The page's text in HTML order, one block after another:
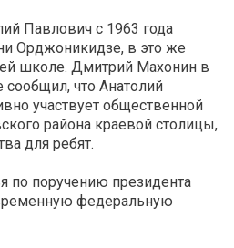
Павлович с 1963 года
Орджоникидзе, в это же
школе. Дмитрий Махонин в
что Анатолий
участвует общественной
района краевой столицы,
для ребят.
по поручению президента
федеральную